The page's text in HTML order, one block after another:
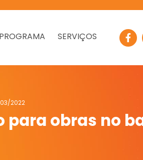
SERVIÇOS
2022
para obras no